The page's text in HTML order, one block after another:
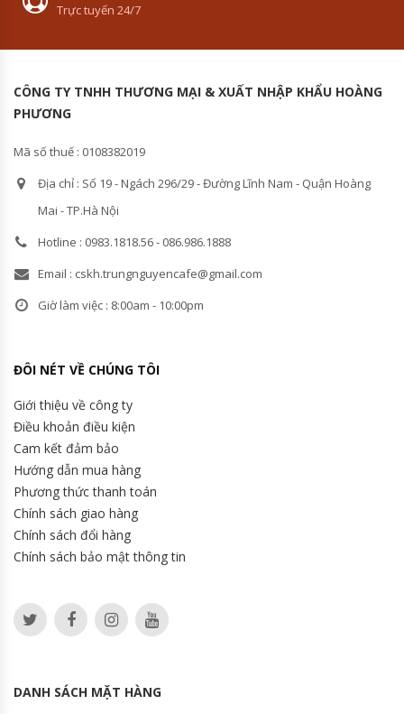
Trực tuyến 24/7
CÔNG TY TNHH THƯƠNG MẠI & XUẤT NHẬP KHẨU HOÀNG
PHƯƠNG
Mã số thuế : 0108382019
Địa chỉ : Số 19 - Ngách 296/29 - Đường Lĩnh Nam - Quận Hoàng
Mai - TP.Hà Nội
Hotline : 0983.1818.56 - 086.986.1888
Email : cskh.trungnguyencafe@gmail.com
Giờ làm việc : 8:00am - 10:00pm
ĐÔI NÉT VỀ CHÚNG TÔI
Giới thiệu về công ty
Điều khoản điều kiện
Cam kết đảm bảo
Hướng dẫn mua hàng
Phương thức thanh toán
Chính sách giao hàng
Chính sách đổi hàng
Chính sách bảo mật thông tin
DANH SÁCH MẶT HÀNG